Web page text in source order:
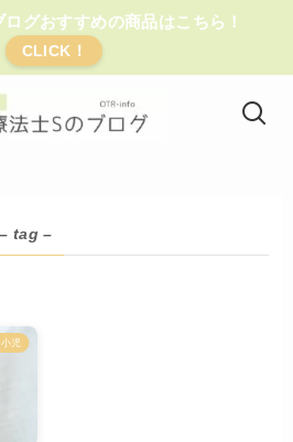
ログおすすめの商品はこちら！
CLICK！
– tag –
小児